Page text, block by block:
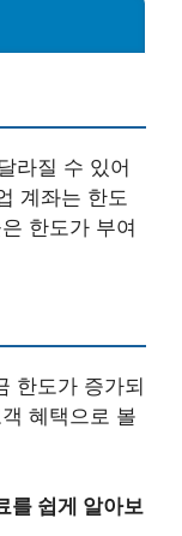
라질 수 있어
계좌는 한도
한도가 부여
한도가 증가되
혜택으로 볼
를 쉽게 알아보